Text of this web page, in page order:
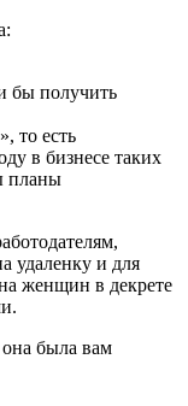
бы получить
то есть
в бизнесе таких
планы
удаленку и для
женщин в декрете
была вам